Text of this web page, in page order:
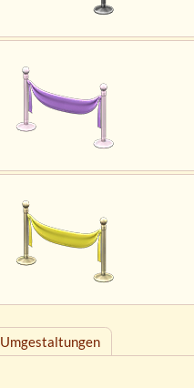
Umgestaltungen